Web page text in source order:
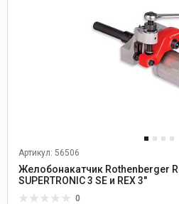
Артикул: 56506
Желобонакатчик Rothenberger
SUPERTRONIC 3 SE и REX 3"
0